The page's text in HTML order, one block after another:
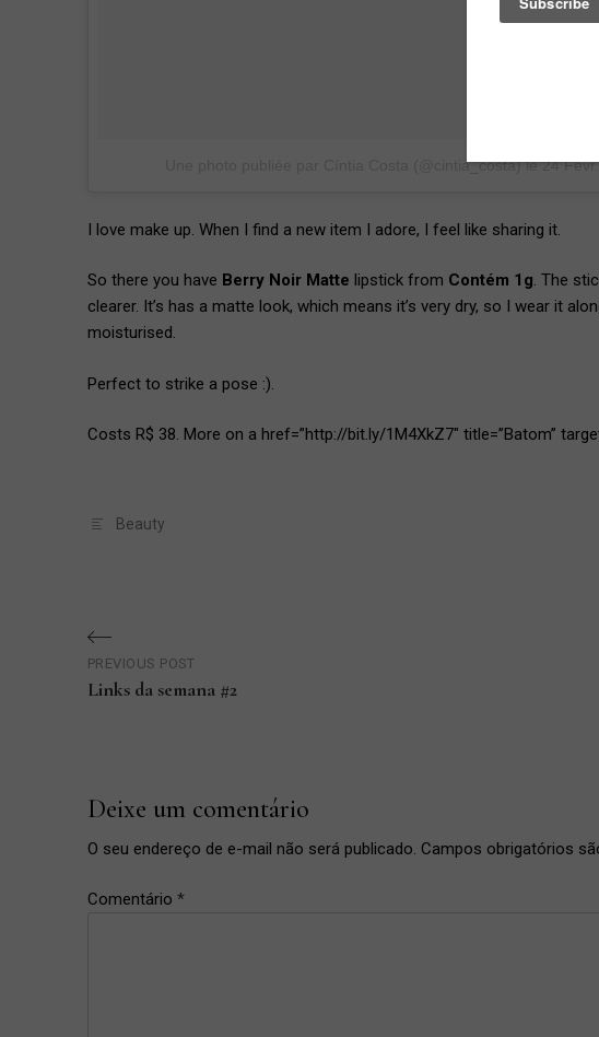
Une photo publiée par Cíntia Costa (@cintia_costa)le24
I love make up. When I find a new item I adore, I feel like sharing it.
So there you have Berry Noir Matte lipstick from Contém 1g. The
clearer. It’s has a matte look, which means it’s very dry, so I wear it
moisturised.
Perfect to strike a pose :).
Costs R$ 38. More on a href=”http://bit.ly/1M4XkZ7″ title=”Batom”
Beauty
Navegação
PREVIOUS POST
Links da semana #2
Deixe um comentário
O seu endereço de e-mail não será publicado. Campos obrigatórios
Comentário *